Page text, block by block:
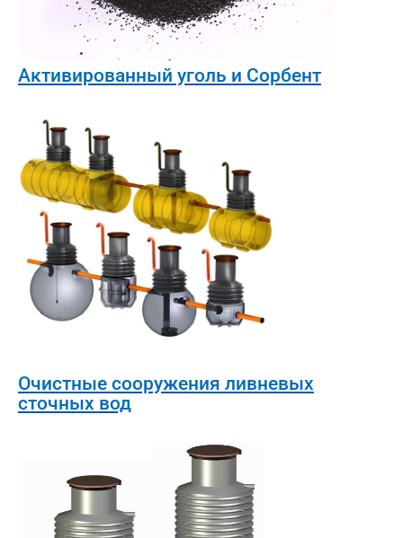
Активированный уголь и Сорбент
Очистные сооружения ливневых
сточных вод